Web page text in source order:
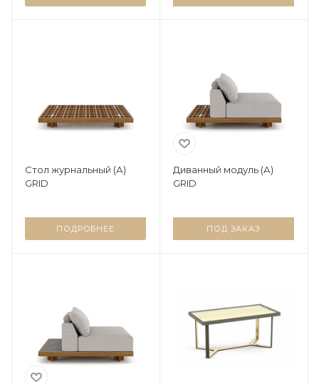
Стол журнальный (А)
GRID
ПОДРОБНЕЕ
Диванный модуль (А)
GRID
ПОД ЗАКАЗ